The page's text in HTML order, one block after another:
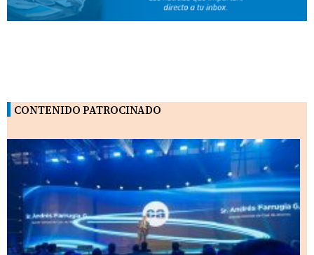
CONTENIDO PATROCINADO